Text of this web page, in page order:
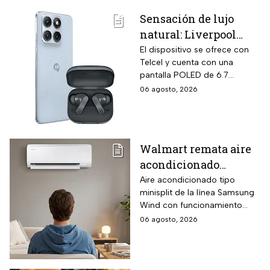
pulgadas y mochila ASUS
incluida en el mismo
empaque oficial.
Sensación de lujo
natural: Liverpool
remata el Motorola
Edge 70 Fusion de
256GB de
almacenamiento,
El dispositivo se ofrece con
Telcel y cuenta con una
pantalla POLED de 6.7
pulgadas y funciones
06 agosto, 2026
Walmart remata aire
acondicionado
Samsung Wind
Inverter frío y calor 1
tonelada con WiFi y
$3,500 de descuento
Aire acondicionado tipo
minisplit de la línea Samsung
Wind con funcionamiento
bidireccional frío y calor
06 agosto, 2026